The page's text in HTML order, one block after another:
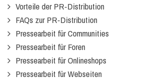
Vorteile der PR-Distribution
FAQs zur PR-Distribution
Pressearbeit für Communities
Pressearbeit für Foren
Pressearbeit für Onlineshops
Pressearbeit für Webseiten